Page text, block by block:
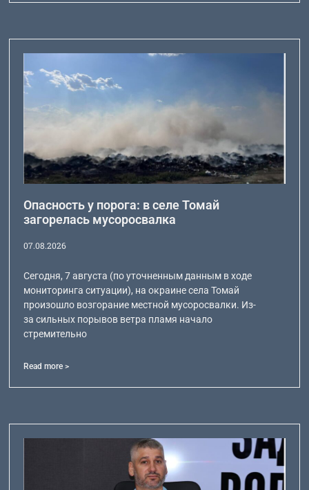
Опасность у порога: в селе Томай
загорелась мусоросвалка
07.08.2026
Сегодня, 7 августа (по уточненным данным в ходе
мониторинга ситуации), на окраине села Томай
произошло возгорание местной мусоросвалки. Из-
за сильных порывов ветра пламя начало
стремительно
Read more >